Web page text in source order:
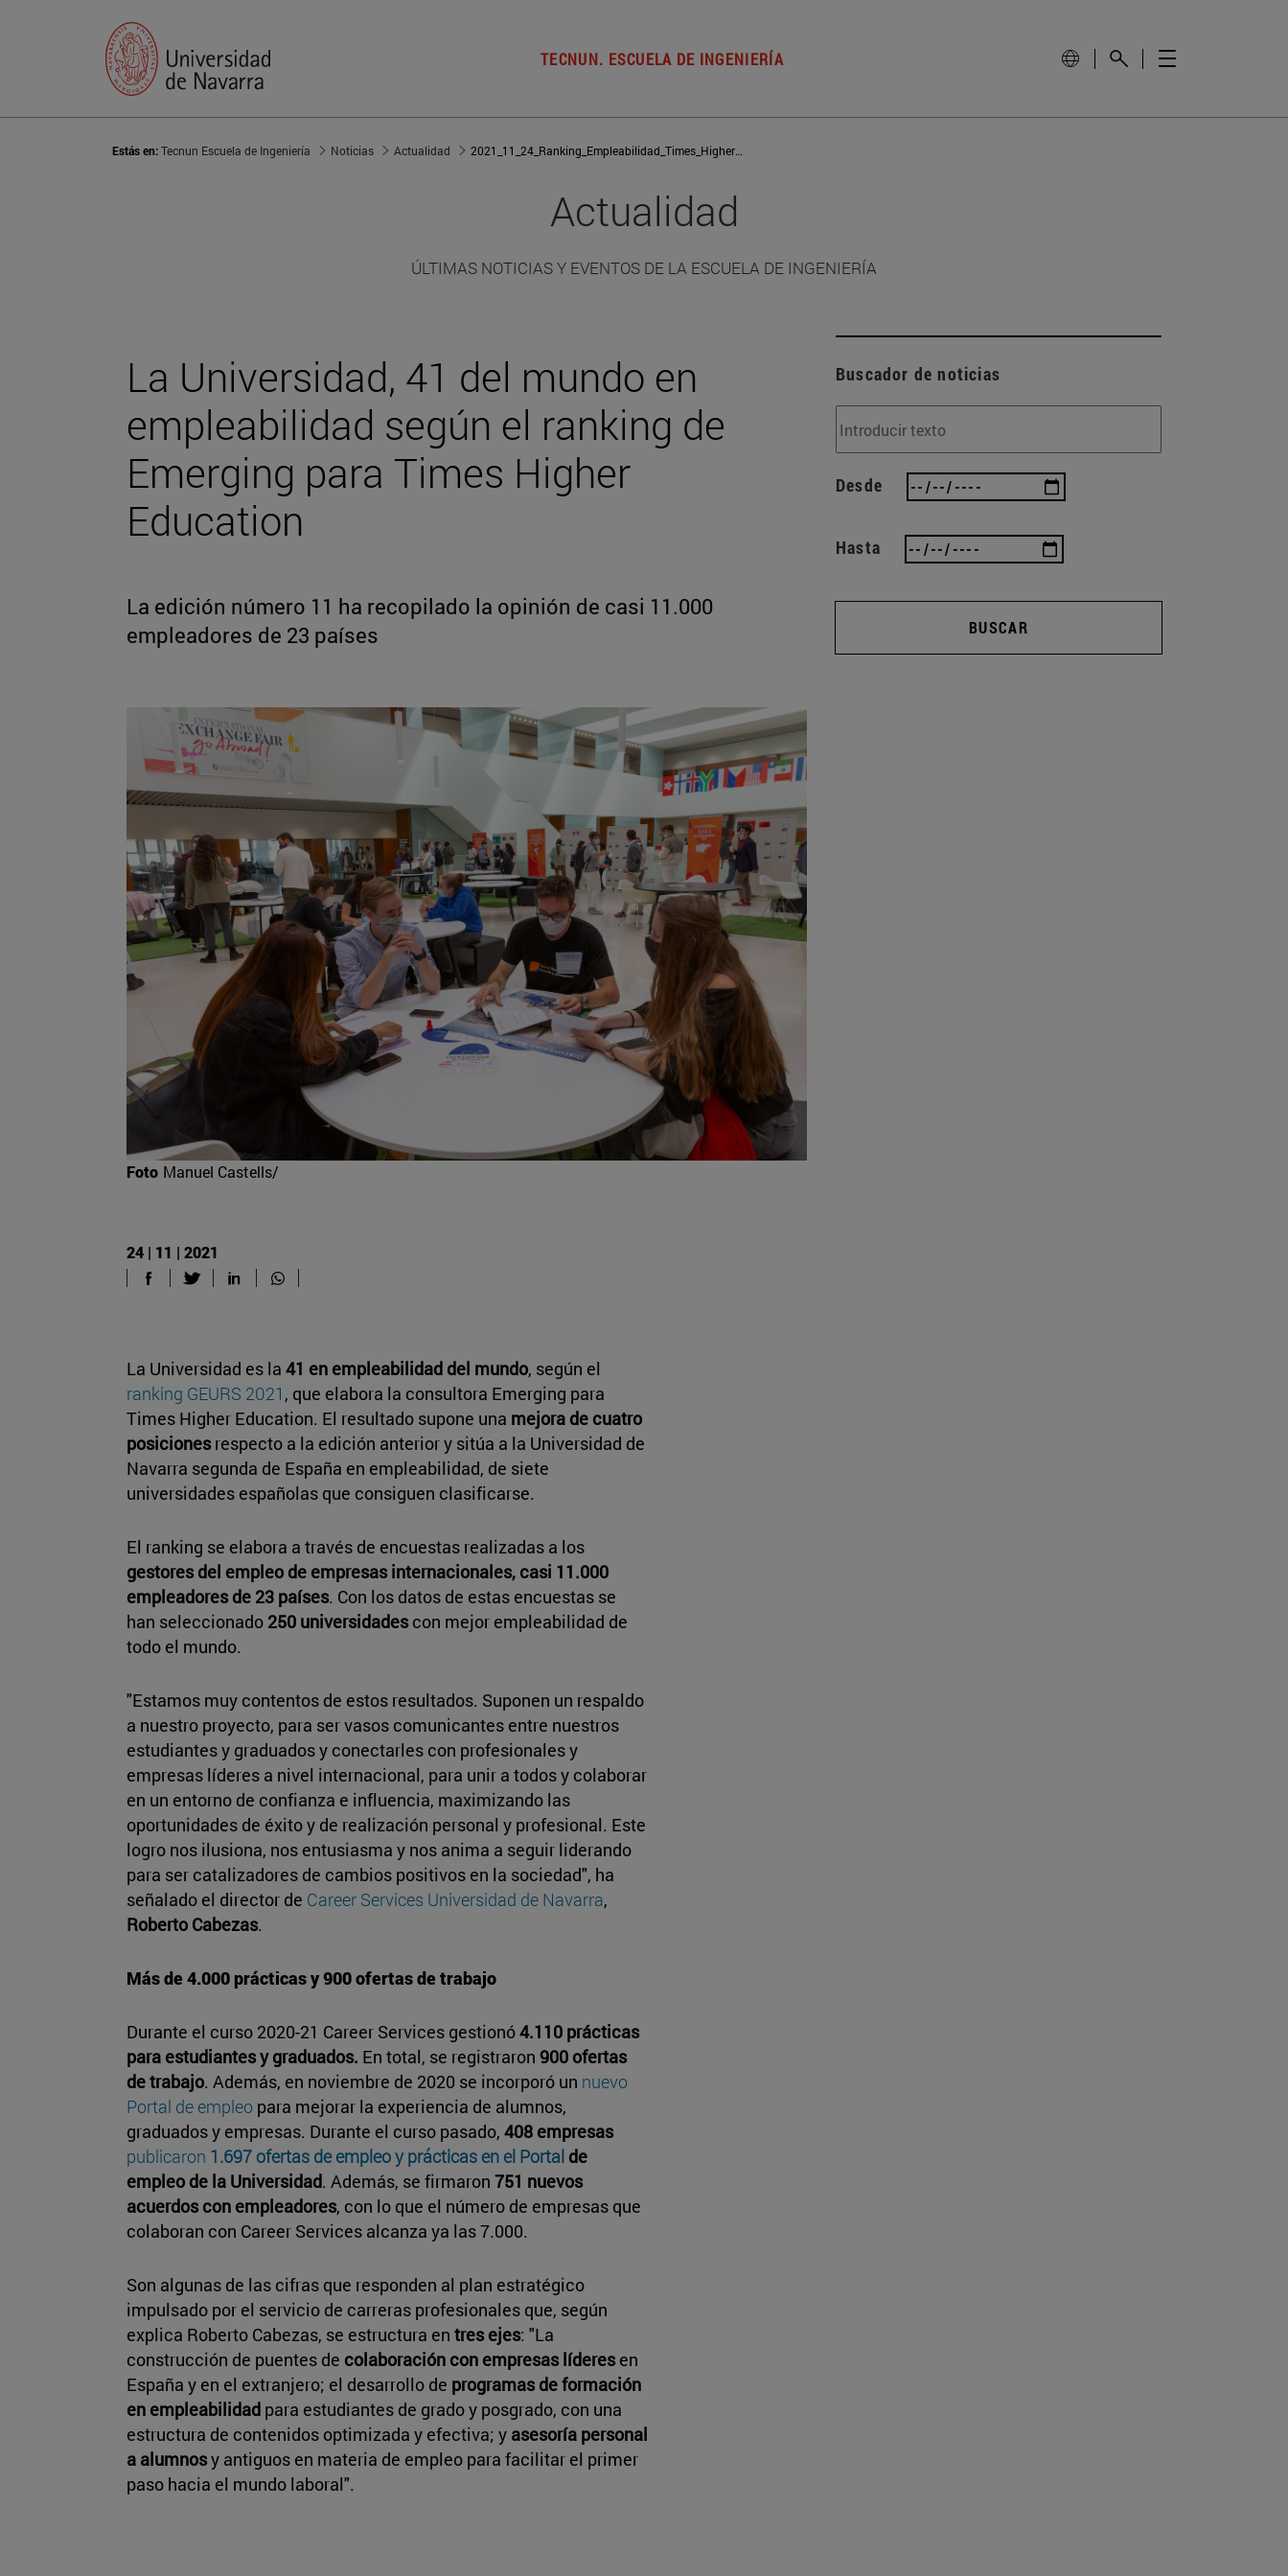
TECNUN. ESCUELA DE INGENIERÍA
Estás en:Tecnun Escuela de Ingeniería Noticias Actualidad 2021_11_24_Ranking_Empleabilidad_Times_Higher_Education_CareerServices
Actualidad
ÚLTIMAS NOTICIAS Y EVENTOS DE LA ESCUELA DE INGENIERÍA
La Universidad, 41 del mundo en
empleabilidad según el ranking de
Emerging para Times Higher
Education
La edición número 11 ha recopilado la opinión de casi 11.000
empleadores de 23 países
Foto Manuel Castells/
24 | 11 | 2021
La Universidad es la 41 en empleabilidad del mundo, según el
ranking GEURS 2021 , que elabora la consultora Emerging para
Times Higher Education. El resultado supone una mejora de cuatro
posicionesrespecto a la edición anterior y sitúa a la Universidad de
Navarra segunda de España en empleabilidad, de siete
universidades españolas que consiguen clasificarse.
El ranking se elabora a través de encuestas realizadas a los
gestores del empleo de empresas internacionales, casi 11.000
empleadores de 23 países. Con los datos de estas encuestas se
han seleccionado 250 universidadescon mejor empleabilidad de
todo el mundo.
"Estamos muy contentos de estos resultados. Suponen un respaldo
a nuestro proyecto, para ser vasos comunicantes entre nuestros
estudiantes y graduados y conectarles con profesionales y
empresas líderes a nivel internacional, para unir a todos y colaborar
en un entorno de confianza e influencia, maximizando las
oportunidades de éxito y de realización personal y profesional. Este
logro nos ilusiona, nos entusiasma y nos anima a seguir liderando
para ser catalizadores de cambios positivos en la sociedad", ha
señalado el director de Career Services Universidad de Navarra,
Roberto Cabezas.
Más de 4.000 prácticas y 900 ofertas de trabajo
Durante el curso 2020-21 Career Services gestionó4.110 prácticas
para estudiantes y graduados. En total, se registraron 900 ofertas
de trabajo. Además, en noviembre de 2020 se incorporó un nuevo
Portal de empleo para mejorar la experiencia de alumnos,
graduados y empresas. Durante el curso pasado, 408 empresas
publicaron 1.697 ofertas de empleo y prácticas en el Portal de
empleo de la Universidad. Además, se firmaron 751 nuevos
acuerdos con empleadores, con lo que el número de empresas que
colaboran con Career Services alcanza ya las 7.000.
Son algunas de las cifras que responden al plan estratégico
impulsado por el servicio de carreras profesionales que, según
explica Roberto Cabezas, se estructura en tres ejes: "La
construcción de puentes de colaboración con empresas líderesen
España y en el extranjero; el desarrollo de programas de formación
en empleabilidad para estudiantes de grado y posgrado, con una
estructura de contenidos optimizada y efectiva; y asesoría personal
a alumnosy antiguos en materia de empleo para facilitar el primer
paso hacia el mundo laboral".
Buscador de noticias
Desde
Hasta
BUSCAR